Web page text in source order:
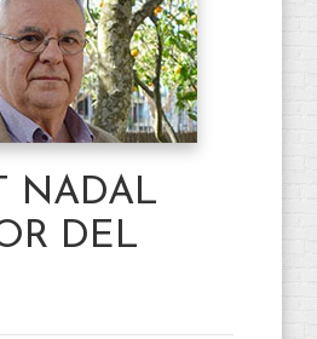
NADAL
DEL